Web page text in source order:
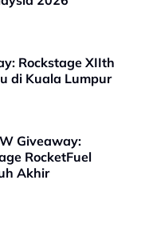
Rockstage XIIth
di Kuala Lumpur
Giveaway:
RocketFuel
Akhir